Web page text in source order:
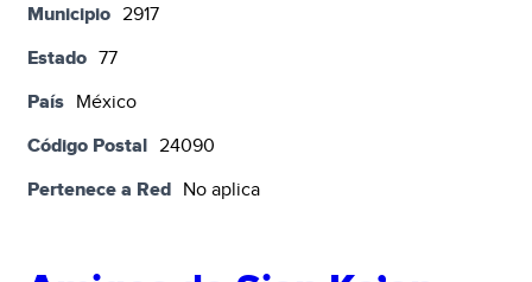
Municipio 2917
Estado 77
País México
Código Postal 24090
Pertenece a Red No aplica